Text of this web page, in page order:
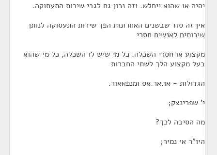
יהיה או שהוא ייחלש. וזה נכון גם לגבי שירות התעסוקה.
אין זה סוד שבשנים האחרונות הפך שירות התעסוקה לנותן
שירותים לאנשים חסרי
מקצוע או חסרי השכלה. כל מי שיש לו השכלה, כל מי שהוא
בעל מקצוע הלך לשתי החברות
הגדולות - או.אר.אס ומנפאאור.
י' שפרינצק;
מה הסיבה לכך?
היו"ר אי נמיר;